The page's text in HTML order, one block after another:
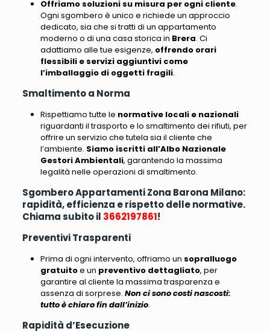
Offriamo soluzioni su misura per ogni cliente.
Ogni sgombero è unico e richiede un approccio
dedicato, sia che si tratti di un appartamento
moderno o di una casa storica in Brera. Ci
adattiamo alle tue esigenze, offrendo orari
flessibili e servizi aggiuntivi come
l’imballaggio di oggetti fragili.
Smaltimento a Norma
Rispettiamo tutte le normative locali e nazionali
riguardanti il trasporto e lo smaltimento dei rifiuti, per
offrire un servizio che tutela sia il cliente che
l’ambiente. Siamo iscritti all’Albo Nazionale
Gestori Ambientali, garantendo la massima
legalità nelle operazioni di smaltimento.
Sgombero Appartamenti Zona Barona Milano:
rapidità, efficienza e rispetto delle normative.
Chiama subito il 3662197861!
Preventivi Trasparenti
Prima di ogni intervento, offriamo un sopralluogo
gratuitoe un preventivo dettagliato, per
garantire al cliente la massima trasparenza e
assenza di sorprese. Non ci sono costi nascosti:
tutto è chiaro fin dall’inizio.
Rapidità d’Esecuzione